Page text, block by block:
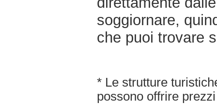
soggiornare,
che puoi trovare
* Le strutture
possono offrire